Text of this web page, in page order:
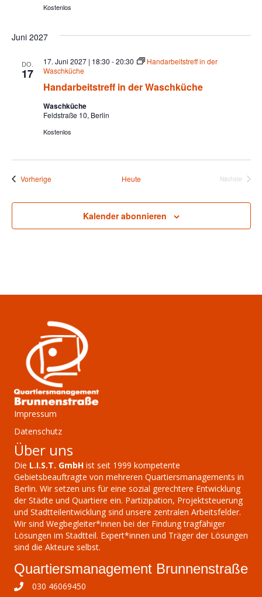
Kostenlos
Juni 2027
DO.
17
Handarbeitstreff in der Waschküche
17. Juni 2027 | 18:30 -20:30
Handarbeitstreff in der
Waschküche
Waschküche
Feldstraße 10, Berlin
Kostenlos
VorherigeVeranstaltungen Heute
Nächste
Kalender abonnieren
Impressum
Datenschutz
Über uns
Die L.I.S.T. GmbH ist seit 1999 kompetente
Gebietsbeauftragte von mehreren Quartiersmanagements in
Berlin. Wir setzen uns für eine sozial gerechtere Entwicklung
der Städte und Quartiere ein. Partizipation, Projektsteuerung
und Stadtteilentwicklung sind unsere zentralen Arbeitsfelder.
Wir sind Wegbegleiter*innen bei der Findung tragfähiger
Lösungen im Stadtteil. Expert*innen und Träger der Lösungen
sind die Akteure selbst.
Quartiersmanagement Brunnenstraße
030 46069450